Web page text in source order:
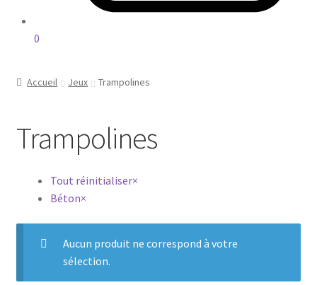
0
Accueil Jeux Trampolines
Trampolines
Tout réinitialiser×
Béton×
Aucun produit ne correspond à votre
sélection.